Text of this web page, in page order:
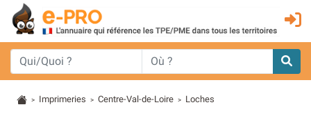
> Imprimeries > Centre-Val-de-Loire > Loches